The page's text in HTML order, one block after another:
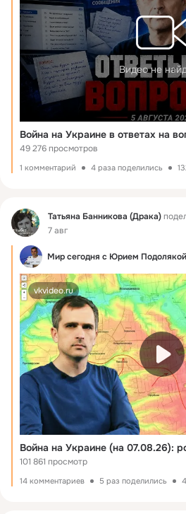
Видео не
49 276 просмотров
1 комментарий 4 раза поделились
Фид Татьяна Банникова (Драка)
7 авг
Мир сегодня с Юрием Подолякой
vkvideo.ru
101 861 просмотр
14 комментариев 5 раз поделились